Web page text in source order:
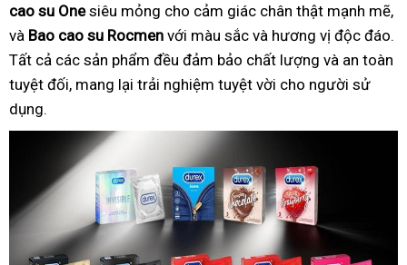
cao su Onesiêu mỏng cho cảm giác chân thật mạnh mẽ,
và Bao cao su Rocmen với màu sắc và hương vị độc đáo.
Tất cả các sản phẩm đều đảm bảo chất lượng và an toàn
tuyệt đối, mang lại trải nghiệm tuyệt vời cho người sử
dụng.